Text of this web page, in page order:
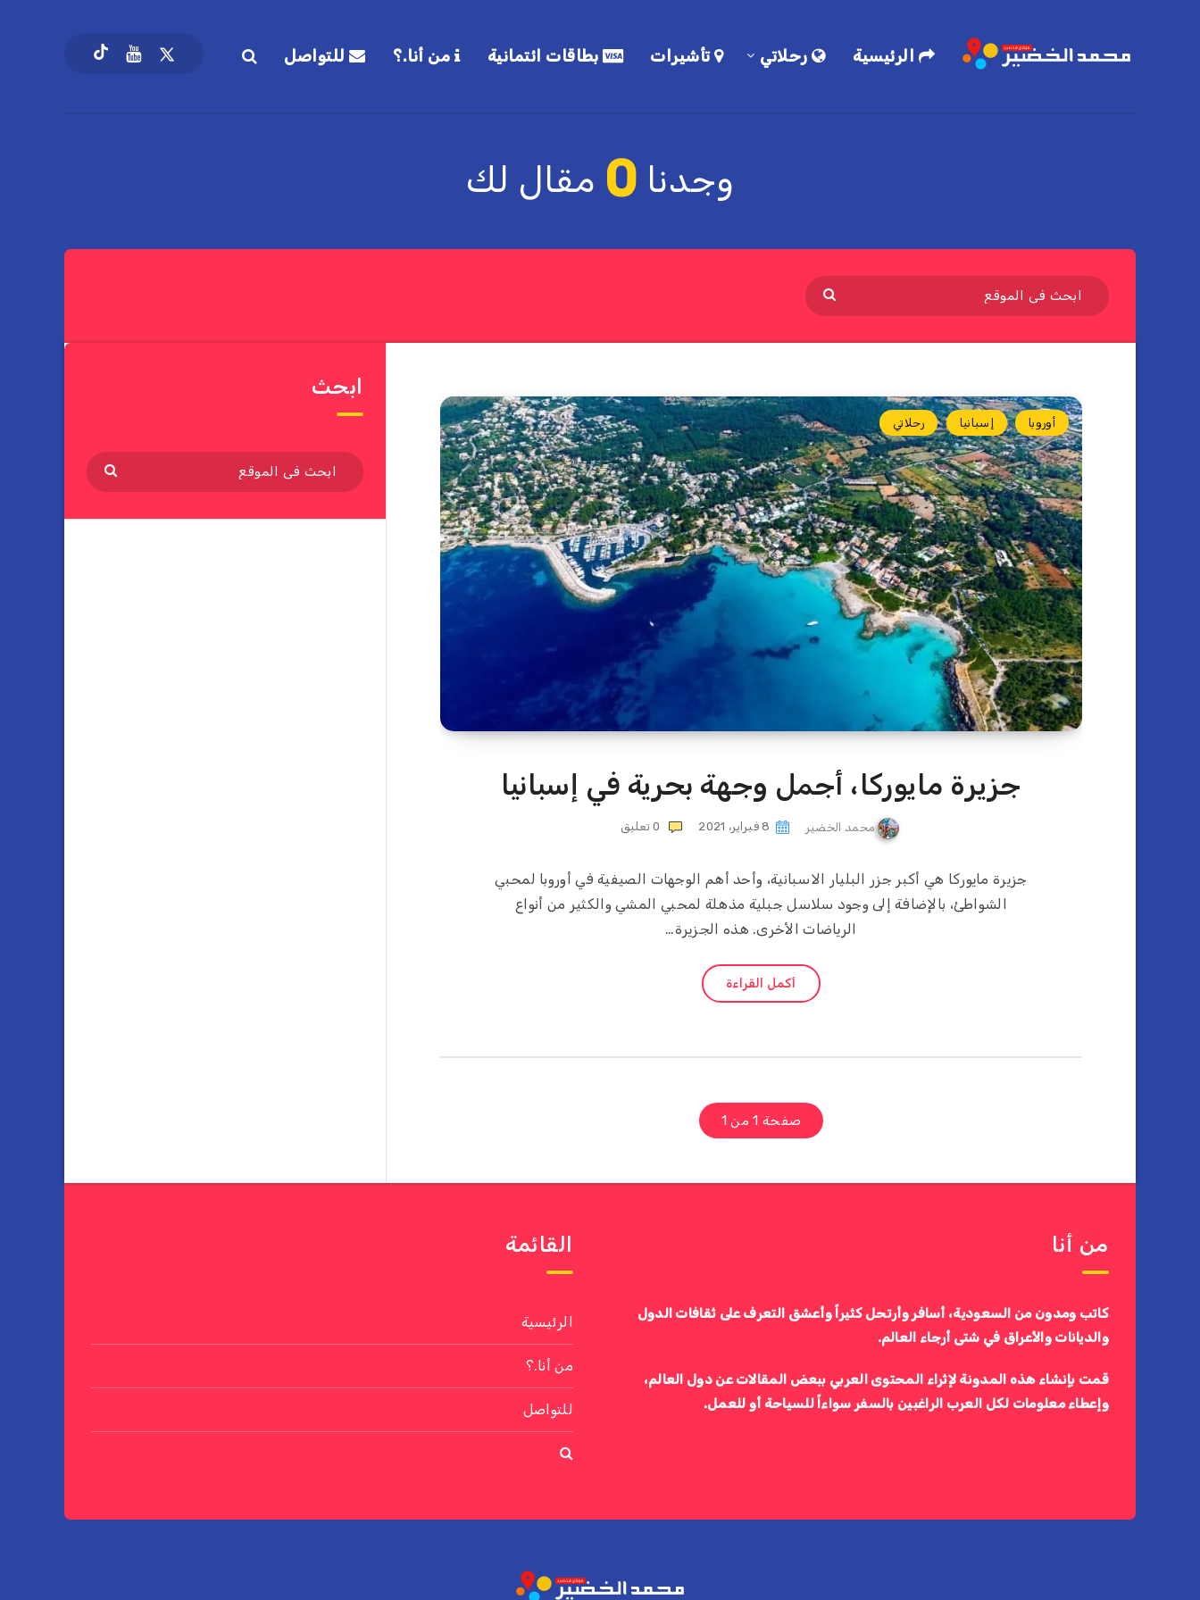
الرئيسية رحلاتي تأشيرات بطاقات ائتمانية من أنا.؟ للتواصل
وجدنا 0 مقال لك
أوروبا إسبانيا رحلاتي
جزيرة مايوركا، أجمل وجهة بحرية في إسبانيا
محمد الخضير 8 فبراير، 2021 0 تعليق
جزيرة مايوركا هي أكبر جزر البليار الاسبانية، وأحد أهم الوجهات الصيفية في أوروبا لمحبي
الشواطئ، بالإضافة إلى وجود سلاسل جبلية مذهلة لمحبي المشي والكثير من أنواع
الرياضات الأخرى. هذه الجزيرة…
أكمل القراءة
صفحة 1 من 1
ابحث
من أنا
كاتب ومدون من السعودية، أسافر وأرتحل كثيراً وأعشق التعرف على ثقافات الدول
والديانات والأعراق في شتى أرجاء العالم.
قمت بإنشاء هذه المدونة لإثراء المحتوى العربي ببعض المقالات عن دول العالم،
وإعطاء معلومات لكل العرب الراغبين بالسفر سواءاً للسياحة أو للعمل.
القائمة
الرئيسية
من أنا.؟
للتواصل